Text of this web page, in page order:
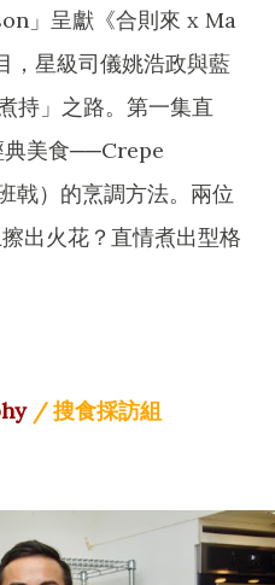
」呈獻《合則來 x Ma
，星級司儀姚浩政與藍
持」之路。第一集直
典美食──Crepe
戟）的烹調方法。兩位
出火花？直情煮出型格
/ 搜食採訪組